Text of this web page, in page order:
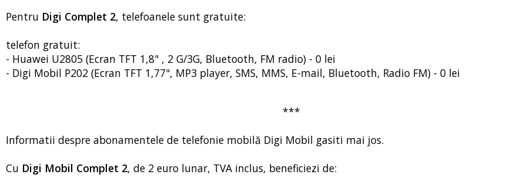
Pentru Digi Complet 2, telefoanele sunt gratuite:
telefon gratuit:
- Huawei U2805 (Ecran TFT 1,8" , 2 G/3G, Bluetooth, FM radio) - 0 lei
- Digi Mobil P202 (Ecran TFT 1,77", MP3 player, SMS, MMS, E-mail, Bluetooth, Radio FM) - 0 lei
***
Informatii despre abonamentele de telefonie mobilă Digi Mobil gasiti mai jos.
Cu Digi Mobil Complet 2, de 2 euro lunar, TVA inclus, beneficiezi de: